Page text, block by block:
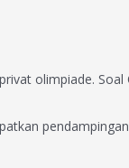
olimpiade.